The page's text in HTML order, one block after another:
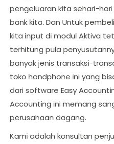
pengeluaran kita sehari-
bank kita. Dan Untuk
kita input di modul Aktiva
terhitung pula
banyak jenis transaksi-
toko handphone ini yang
dari software Easy
Accounting ini memang
perusahaan dagang.
Kami adalah konsultan